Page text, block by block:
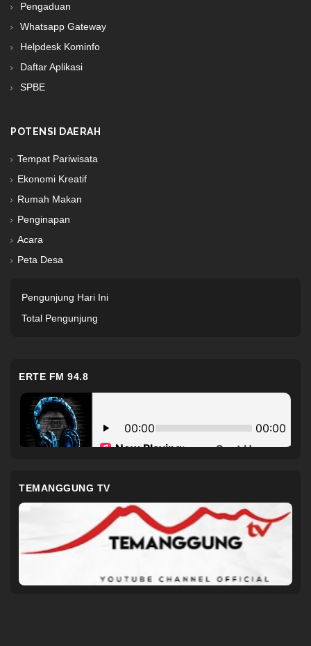
Pengaduan
Whatsapp Gateway
Helpdesk Kominfo
Daftar Aplikasi
SPBE
POTENSI DAERAH
Tempat Pariwisata
Ekonomi Kreatif
Rumah Makan
Penginapan
Acara
Peta Desa
Pengunjung Hari Ini
Total Pengunjung
ERTE FM 94.8
TEMANGGUNG TV